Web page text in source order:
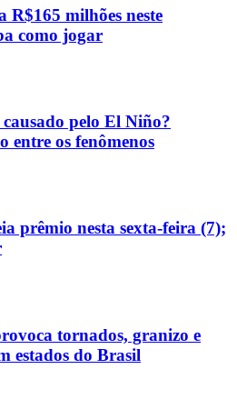
R$165 milhões neste
como jogar
pelo El Niño?
entre os fenômenos
prêmio nesta sexta-feira (7);
tornados, granizo e
estados do Brasil